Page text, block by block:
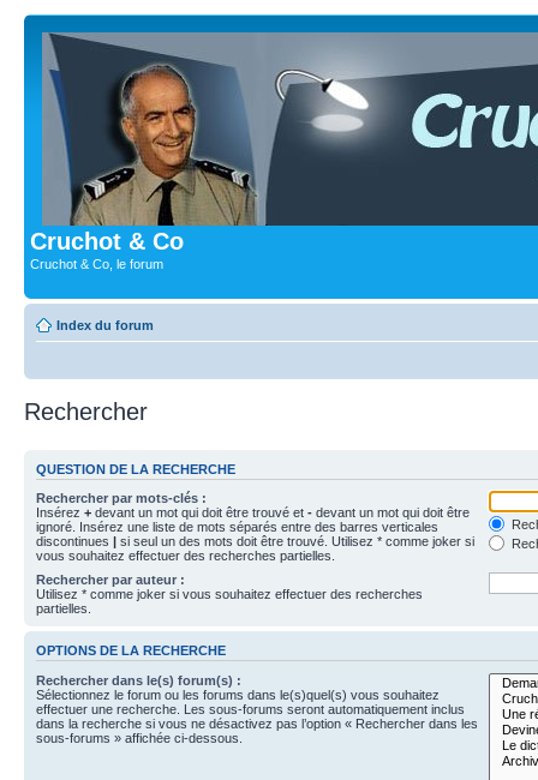
Cruchot & Co
Cruchot & Co, le forum
Index du forum
Rechercher
QUESTION DE LA RECHERCHE
Rechercher par mots-clés :
Insérez + devant un mot qui doit être trouvé et - devant un mot qui doit être
ignoré. Insérez une liste de mots séparés entre des barres verticales
discontinues | si seul un des mots doit être trouvé. Utilisez * comme joker si
vous souhaitez effectuer des recherches partielles.
Rechercher par auteur :
Utilisez * comme joker si vous souhaitez effectuer des recherches
partielles.
OPTIONS DE LA RECHERCHE
Rechercher dans le(s) forum(s) :
Sélectionnez le forum ou les forums dans le(s)quel(s) vous souhaitez
effectuer une recherche. Les sous-forums seront automatiquement inclus
dans la recherche si vous ne désactivez pas l’option « Rechercher dans les
sous-forums » affichée ci-dessous.